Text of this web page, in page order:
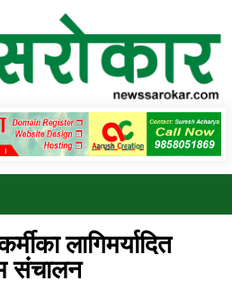
कार्यालय जुम्ला सुचना सन्देश
लागिमर्यादित
संचालन